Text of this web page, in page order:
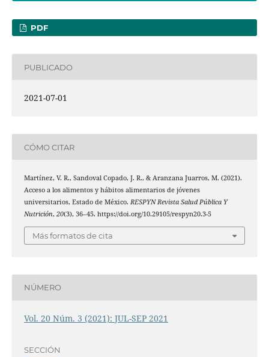
PDF
PUBLICADO
2021-07-01
CÓMO CITAR
Martínez, V. R., Sandoval Copado, J. R., & Aranzana Juarros, M. (2021).
Acceso a los alimentos y hábitos alimentarios de jóvenes
universitarios, Estado de México. RESPYN Revista Salud Pública Y
Nutrición, 20(3), 36–45. https://doi.org/10.29105/respyn20.3-5
Más formatos de cita
NÚMERO
Vol. 20 Núm. 3 (2021): JUL-SEP 2021
SECCIÓN